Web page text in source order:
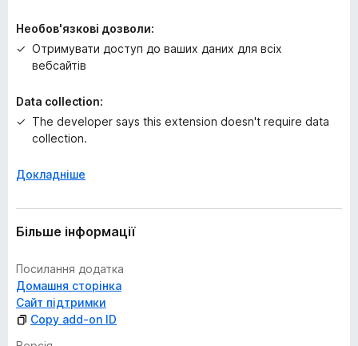
Необов'язкові дозволи:
Отримувати доступ до ваших даних для всіх
вебсайтів
Data collection:
The developer says this extension doesn't require data
collection.
Докладніше
Більше інформації
Посилання додатка
Домашня сторінка
Сайт підтримки
Copy add-on ID